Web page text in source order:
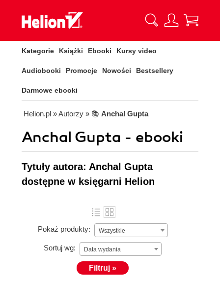
Kategorie Książki Ebooki Kursy video
Audiobooki Promocje Nowości Bestsellery
Darmowe ebooki
Helion.pl » Autorzy » 📚 Anchal Gupta
Anchal Gupta - ebooki
Tytuły autora: Anchal Gupta
dostępne w księgarni Helion
Pokaż produkty: Wszystkie
Sortuj wg: Data wydania
Filtruj »